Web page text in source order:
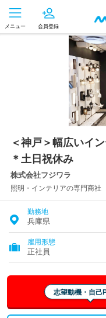
メニュー 会員登録
＜神戸＞幅広いイ
＊土日祝休み
株式会社フジワラ
照明・インテリアの専門商社
勤務地
兵庫県
雇用形態
正社員
志望動機・自己